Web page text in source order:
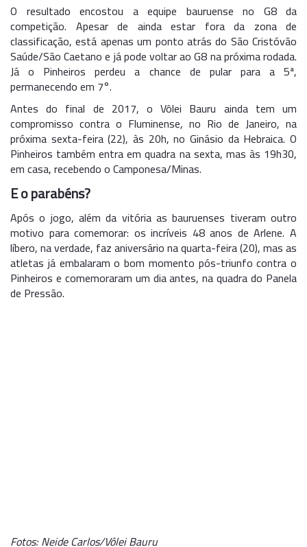
O resultado encostou a equipe bauruense no G8 da
competição. Apesar de ainda estar fora da zona de
classificação, está apenas um ponto atrás do São Cristóvão
Saúde/São Caetano e já pode voltar ao G8 na próxima rodada.
Já o Pinheiros perdeu a chance de pular para a 5ª,
permanecendo em 7°.
Antes do final de 2017, o Vôlei Bauru ainda tem um
compromisso contra o Fluminense, no Rio de Janeiro, na
próxima sexta-feira (22), às 20h, no Ginásio da Hebraica. O
Pinheiros também entra em quadra na sexta, mas às 19h30,
em casa, recebendo o Camponesa/Minas.
E o parabéns?
Após o jogo, além da vitória as bauruenses tiveram outro
motivo para comemorar: os incríveis 48 anos de Arlene. A
líbero, na verdade, faz aniversário na quarta-feira (20), mas as
atletas já embalaram o bom momento pós-triunfo contra o
Pinheiros e comemoraram um dia antes, na quadra do Panela
de Pressão.
Fotos: Neide Carlos/Vôlei Bauru